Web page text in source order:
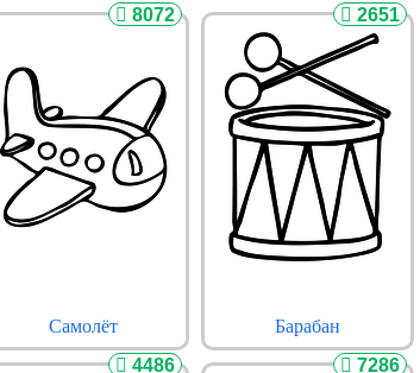
8072
Самолёт
2651
Барабан
4486 7286